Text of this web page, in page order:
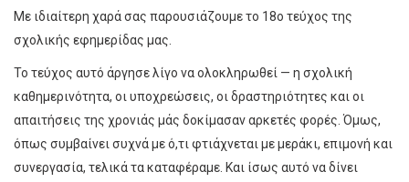
Με ιδιαίτερη χαρά σας παρουσιάζουμε το 18ο τεύχος της
σχολικής εφημερίδας μας.
Το τεύχος αυτό άργησε λίγο να ολοκληρωθεί — η σχολική
καθημερινότητα, οι υποχρεώσεις, οι δραστηριότητες και οι
απαιτήσεις της χρονιάς μάς δοκίμασαν αρκετές φορές. Όμως,
όπως συμβαίνει συχνά με ό,τι φτιάχνεται με μεράκι, επιμονή και
συνεργασία, τελικά τα καταφέραμε. Και ίσως αυτό να δίνει